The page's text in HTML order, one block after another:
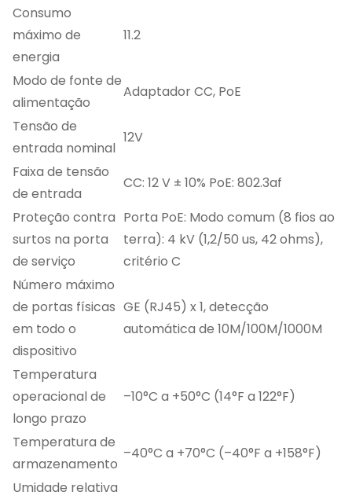
Consumo
máximo de
energia
11.2
Modo de fonte de
alimentação
Adaptador CC, PoE
Tensão de
entrada nominal
12V
Faixa de tensão
de entrada
CC: 12 V ± 10% PoE: 802.3af
Proteção contra
surtos na porta
de serviço
Porta PoE: Modo comum (8 fios ao
terra): 4 kV (1,2/50 us, 42 ohms),
critério C
Número máximo
de portas físicas
em todo o
dispositivo
GE (RJ45) x 1, detecção
automática de 10M/100M/1000M
Temperatura
operacional de
longo prazo
–10°C a +50°C (14°F a 122°F)
Temperatura de
armazenamento
–40°C a +70°C (–40°F a +158°F)
Umidade relativa